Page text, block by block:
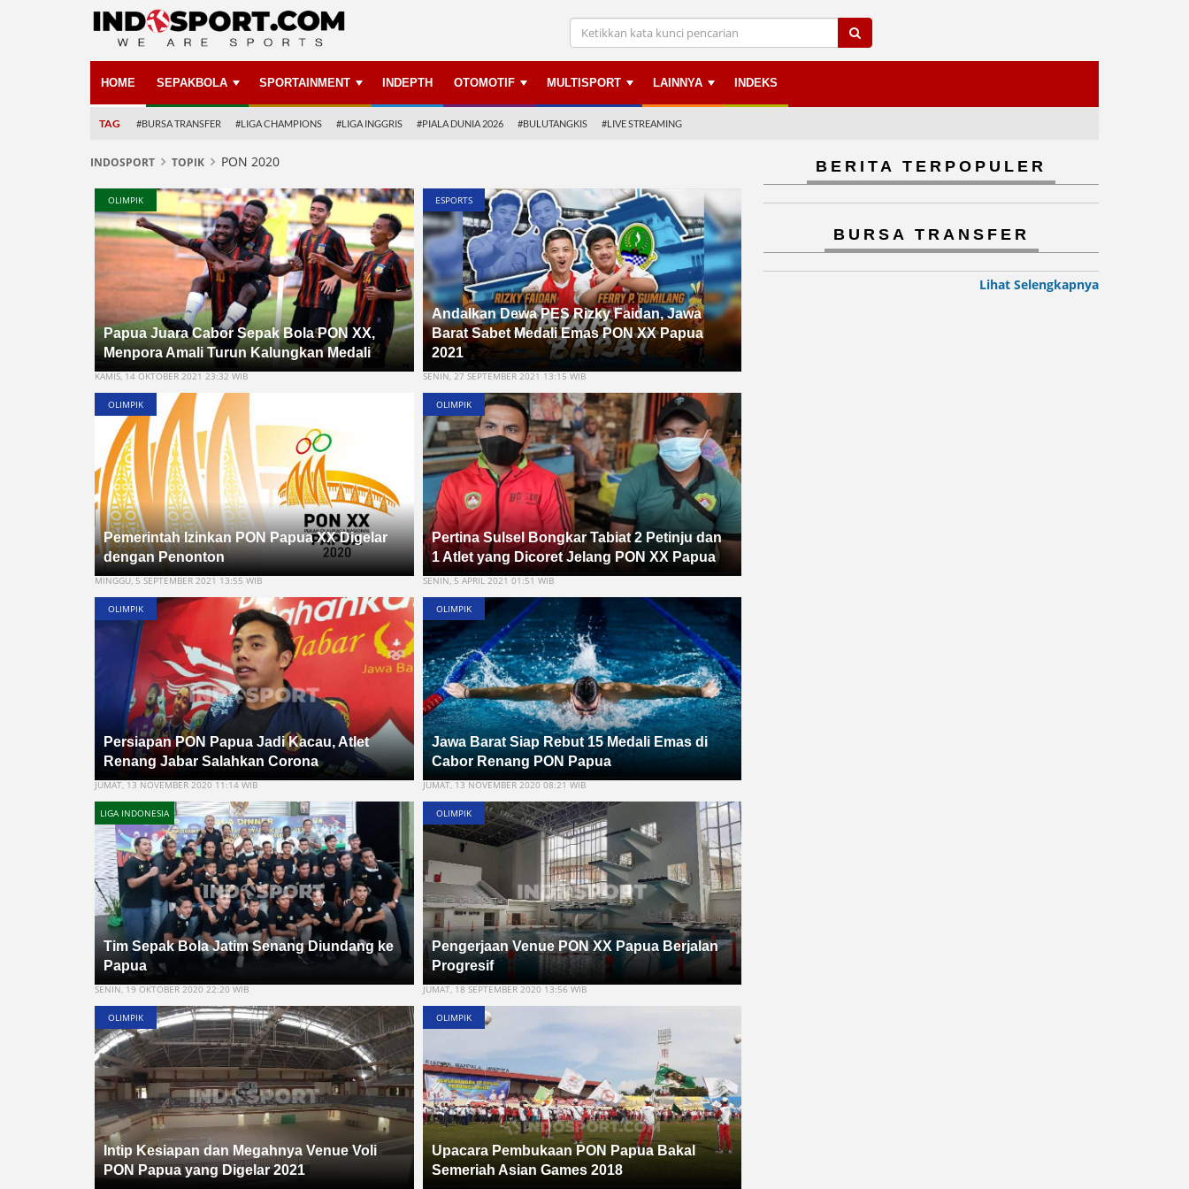
HOME SEPAKBOLA SPORTAINMENT INDEPTH OTOMOTIF MULTISPORT LAINNYA INDEKS
TAG #BURSA TRANSFER #LIGA CHAMPIONS #LIGA INGGRIS #PIALA DUNIA 2026 #BULUTANGKIS #LIVE STREAMING
INDOSPORT TOPIK PON 2020
OLIMPIK
Papua Juara Cabor Sepak Bola PON XX,
Menpora Amali Turun Kalungkan Medali
KAMIS, 14 OKTOBER 2021 23:32 WIB
ESPORTS
Andalkan Dewa PES Rizky Faidan, Jawa
Barat Sabet Medali Emas PON XX Papua
2021
SENIN, 27 SEPTEMBER 2021 13:15 WIB
OLIMPIK
Pemerintah Izinkan PON Papua XX Digelar
dengan Penonton
MINGGU, 5 SEPTEMBER 2021 13:55 WIB
OLIMPIK
Pertina Sulsel Bongkar Tabiat 2 Petinju dan
1 Atlet yang Dicoret Jelang PON XX Papua
SENIN, 5 APRIL 2021 01:51 WIB
OLIMPIK
Persiapan PON Papua Jadi Kacau, Atlet
Renang Jabar Salahkan Corona
JUMAT, 13 NOVEMBER 2020 11:14 WIB
OLIMPIK
Jawa Barat Siap Rebut 15 Medali Emas di
Cabor Renang PON Papua
JUMAT, 13 NOVEMBER 2020 08:21 WIB
LIGA INDONESIA
Tim Sepak Bola Jatim Senang Diundang ke
Papua
SENIN, 19 OKTOBER 2020 22:20 WIB
OLIMPIK
Pengerjaan Venue PON XX Papua Berjalan
Progresif
JUMAT, 18 SEPTEMBER 2020 13:56 WIB
OLIMPIK
Intip Kesiapan dan Megahnya Venue Voli
PON Papua yang Digelar 2021
OLIMPIK
Upacara Pembukaan PON Papua Bakal
Semeriah Asian Games 2018
BERITA TERPOPULER
BURSA TRANSFER
Lihat Selengkapnya